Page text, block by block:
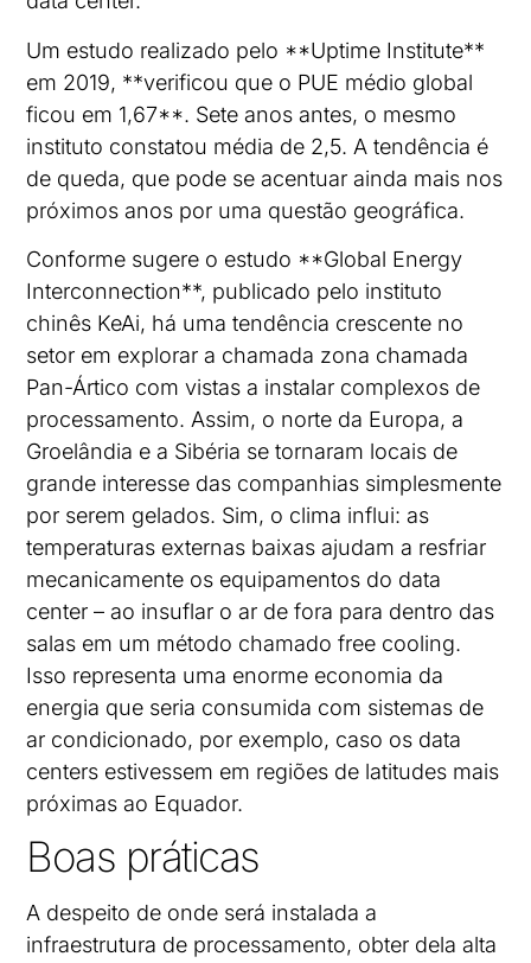
Um estudo realizado pelo **Uptime Institute**
em 2019, **verificou que o PUE médio global
ficou em 1,67**. Sete anos antes, o mesmo
instituto constatou média de 2,5. A tendência é
de queda, que pode se acentuar ainda mais nos
próximos anos por uma questão geográfica.
Conforme sugere o estudo **Global Energy
Interconnection**, publicado pelo instituto
chinês KeAi, há uma tendência crescente no
setor em explorar a chamada zona chamada
Pan-Ártico com vistas a instalar complexos de
processamento. Assim, o norte da Europa, a
Groelândia e a Sibéria se tornaram locais de
grande interesse das companhias simplesmente
por serem gelados. Sim, o clima influi: as
temperaturas externas baixas ajudam a resfriar
mecanicamente os equipamentos do data
center – ao insuflar o ar de fora para dentro das
salas em um método chamado free cooling.
Isso representa uma enorme economia da
energia que seria consumida com sistemas de
ar condicionado, por exemplo, caso os data
centers estivessem em regiões de latitudes mais
próximas ao Equador.
Boas práticas
A despeito de onde será instalada a
infraestrutura de processamento, obter dela alta